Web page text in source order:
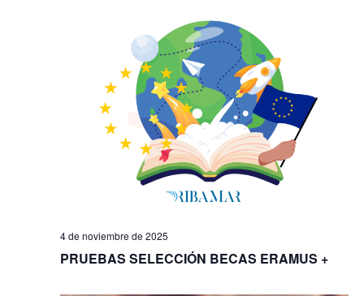
4 de noviembre de 2025
PRUEBAS SELECCIÓN BECAS ERAMUS +